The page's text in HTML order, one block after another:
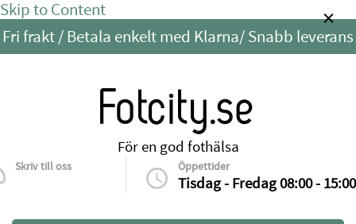
Skip to Content
Fri frakt / Betala enkelt med Klarna/ Snabb leverans
Fotcity.se
För en god fothälsa
Skriv till oss Öppettider
Tisdag - Fredag 08:00 - 15:00